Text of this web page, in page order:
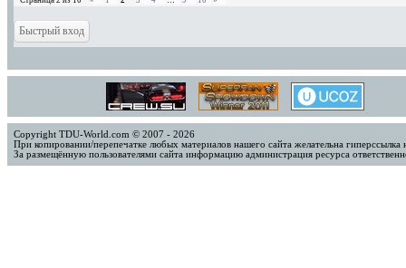
Copyright TDU-World.com © 2007 - 2026
При копировании/перепечатке любых материалов нашего сайта желательна
За размещённую пользователями сайта информацию администрация ресурса